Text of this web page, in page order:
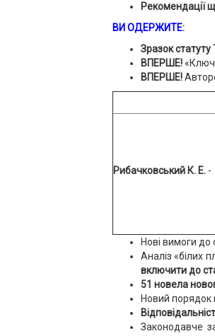
Рекомендації
ВИ ОДЕРЖИТЕ:
Зразок
ВПЕРШЕ!
ВПЕРШЕ!
Рибачковський К. Е. -
Нові вимоги
Аналіз «білих
включити до
51 новела
Новий порядок
Законодавче